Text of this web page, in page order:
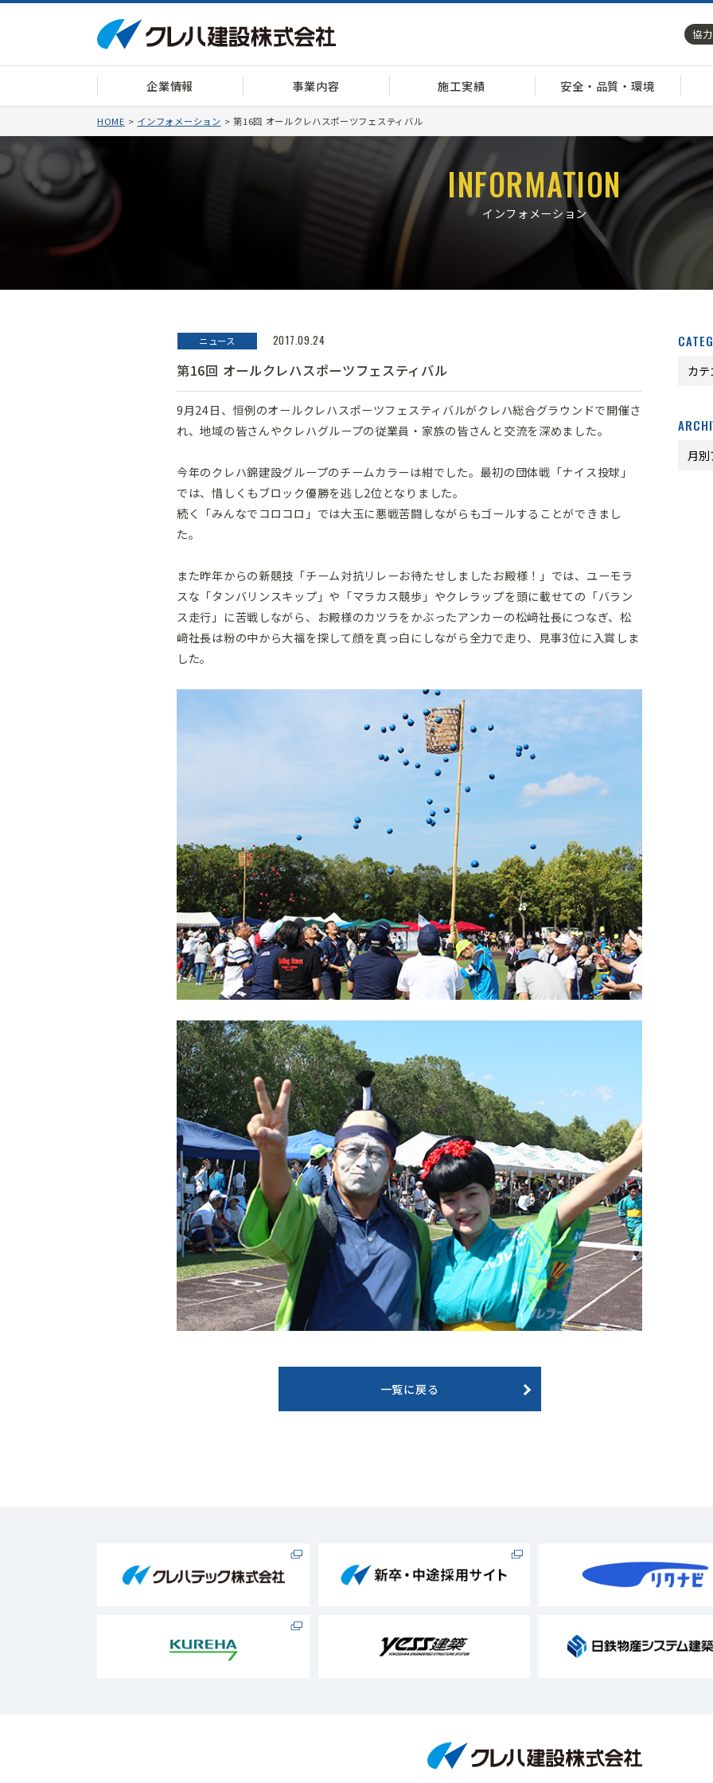
協
企業情報 事業内容 施工実績 安全・品質・環境
HOME インフォメーション 第16回 オールクレハスポーツフェスティバル
INFORMATION
インフォメーション
ニュース 2017.09.24
第16回 オールクレハスポーツフェスティバル
9月24日、恒例のオールクレハスポーツフェスティバルがクレハ総合グラウンドで開催さ
れ、地域の皆さんやクレハグループの従業員・家族の皆さんと交流を深めました。
今年のクレハ錦建設グループのチームカラーは紺でした。最初の団体戦「ナイス投球」
では、惜しくもブロック優勝を逃し2位となりました。
続く「みんなでコロコロ」では大玉に悪戦苦闘しながらもゴールすることができまし
た。
また昨年からの新競技「チーム対抗リレーお待たせしましたお殿様！」では、ユーモラ
スな「タンバリンスキップ」や「マラカス競歩」やクレラップを頭に載せての「バラン
ス走行」に苦戦しながら、お殿様のカツラをかぶったアンカーの松﨑社長につなぎ、松
﨑社長は粉の中から大福を探して顔を真っ白にしながら全力で走り、見事3位に入賞しま
した。
一覧に戻る